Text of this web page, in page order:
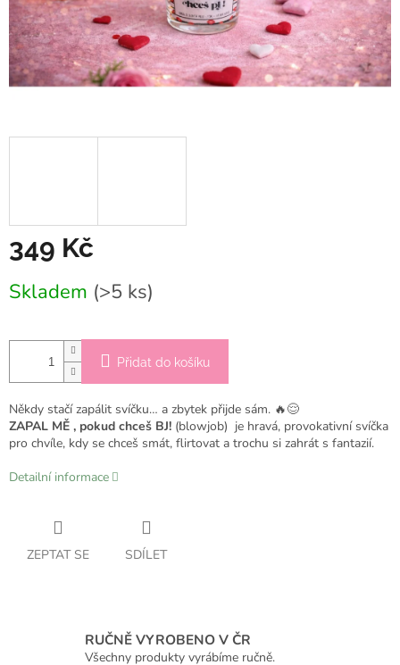
349 Kč
cena:
Skladem (>5 ks)
Přidat do košíku
Někdy stačí zapálit svíčku… a zbytek přijde sám. 🔥😌
ZAPAL MĚ , pokud chceš BJ! (blowjob) je hravá, provokativní svíčka
pro chvíle, kdy se chceš smát, flirtovat a trochu si zahrát s fantazií.
Detailní informace
ZEPTAT SE SDÍLET
RUČNĚ VYROBENO V ČR
Všechny produkty vyrábíme ručně.